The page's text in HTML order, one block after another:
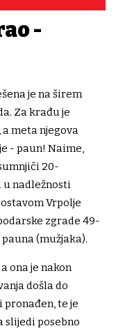
-
je na širem
Za krađu je
meta njegova
- paun! Naime,
20-
u nadležnosti
Vrpolje
zgrade 49-
(mužjaka).
ona je nakon
došla do
pronađen, te je
slijedi posebno